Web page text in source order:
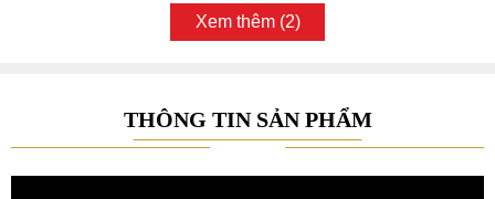
Xem thêm (2)
THÔNG TIN SẢN PHẨM